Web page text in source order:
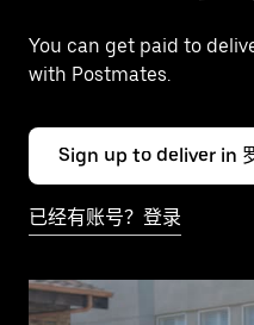
You can get paid to
with Postmates.
Sign up to deliver in
已经有账号？登录